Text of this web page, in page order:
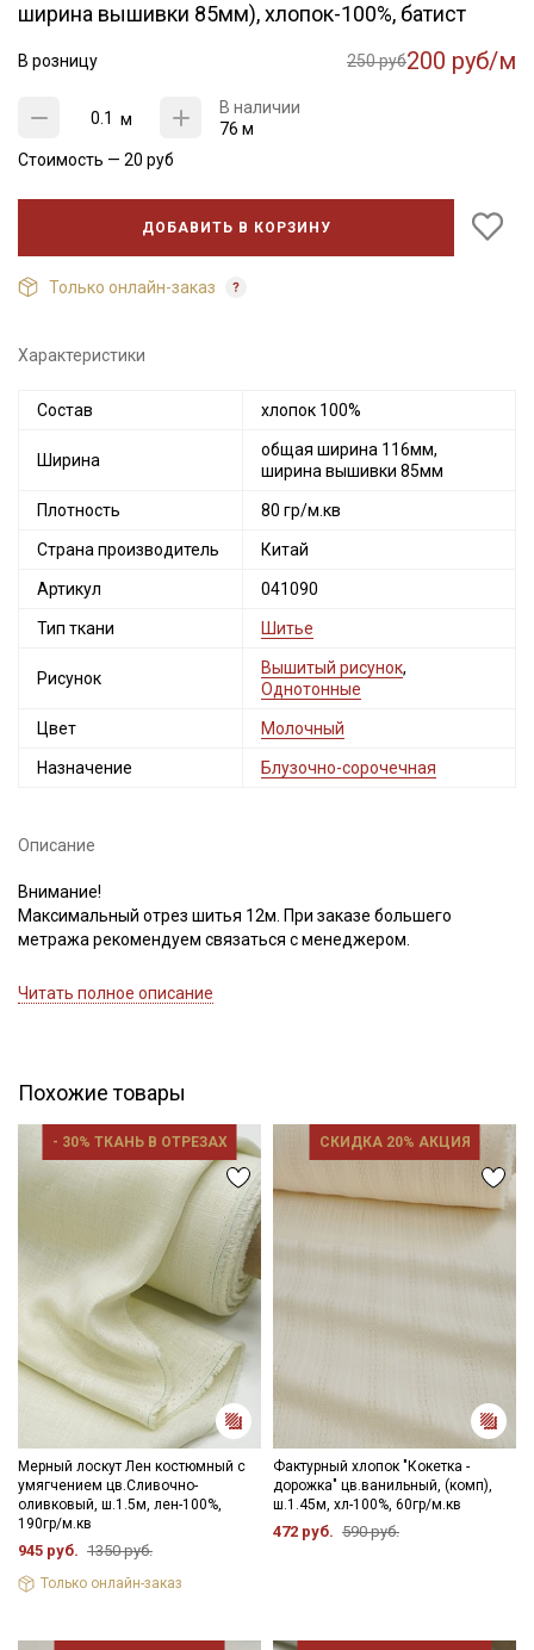
ширина вышивки 85мм), хлопок-100%, батист
В розницу 250 руб200 руб/м
м
В наличии
76 м
Стоимость — 20 руб
ДОБАВИТЬ В КОРЗИНУ
Только онлайн-заказ
Характеристики
Состав хлопок 100%
Ширина
общая ширина 116мм,
ширина вышивки 85мм
Плотность 80 гр/м.кв
Страна производитель Китай
Артикул 041090
Тип ткани Шитье
Рисунок
Вышитый рисунок,
Однотонные
Цвет Молочный
Назначение Блузочно-сорочечная
Описание
Внимание!
Максимальный отрез шитья 12м. При заказе большего
метража рекомендуем связаться с менеджером.
Шитье – ажурная вышитая лента из ткани, основой для
платьев, юбок, рукавов, деских изделий.
В интереьере можно использовать для украшения скатертей,
занавесок, подушек. Подойдет для оформления творческих
работ в различных техниках.
Перед применением кружево следует замочить в воде при
30С – 40С для исключения дальнейшей усадки.
Цветопередача может отличаться от оригинального цвета в
зависимости от настроек вашего монитора.
Читать полное описание
Похожие товары
- 30% ТКАНЬ В ОТРЕЗАХ
Мерный лоскут Лен костюмный с
умягчением цв.Сливочно-
оливковый, ш.1.5м, лен-100%,
190гр/м.кв
945 руб. 1350 руб.
Только онлайн-заказ
СКИДКА 20% АКЦИЯ
Фактурный хлопок "Кокетка -
дорожка" цв.ванильный, (комп),
ш.1.45м, хл-100%, 60гр/м.кв
472 руб. 590 руб.